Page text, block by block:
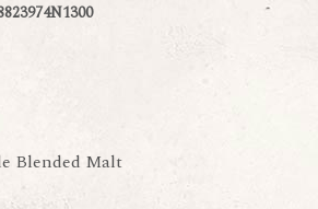
Blended Malt